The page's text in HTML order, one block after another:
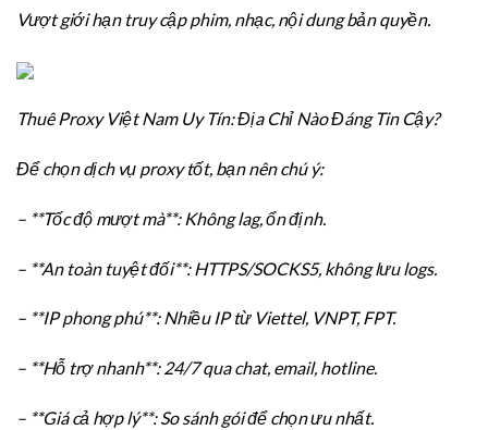
Vượt giới hạn truy cập phim, nhạc, nội dung bản quyền.
Thuê Proxy Việt Nam Uy Tín: Địa Chỉ Nào Đáng Tin Cậy?
Để chọn dịch vụ proxy tốt, bạn nên chú ý:
– **Tốc độ mượt mà**: Không lag, ổn định.
– **An toàn tuyệt đối**: HTTPS/SOCKS5, không lưu logs.
– **IP phong phú**: Nhiều IP từ Viettel, VNPT, FPT.
– **Hỗ trợ nhanh**: 24/7 qua chat, email, hotline.
– **Giá cả hợp lý**: So sánh gói để chọn ưu nhất.